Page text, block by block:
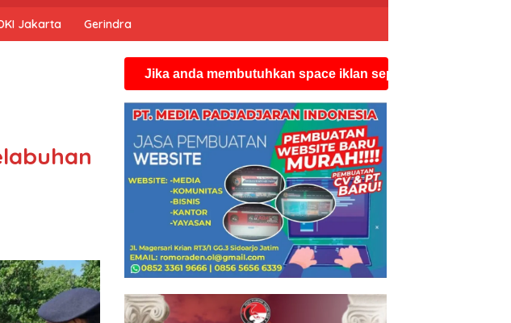
Jakarta Gerindra
Jika anda membutuhkan space iklan seperti ini silahkan hubungi